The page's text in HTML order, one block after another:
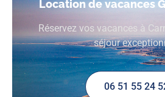
Location de vacances
Réservez vos vacances à
séjour
06 51 55 24